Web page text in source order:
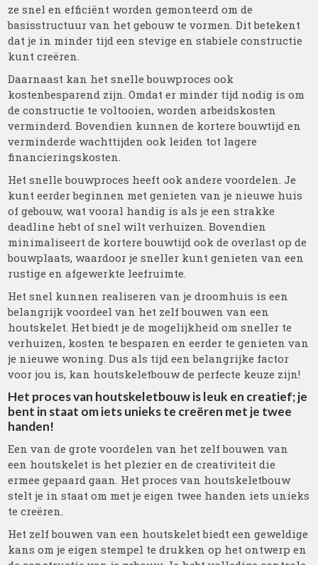
ze snel en efficiënt worden gemonteerd om de
basisstructuur van het gebouw te vormen. Dit betekent
dat je in minder tijd een stevige en stabiele constructie
kunt creëren.
Daarnaast kan het snelle bouwproces ook
kostenbesparend zijn. Omdat er minder tijd nodig is om
de constructie te voltooien, worden arbeidskosten
verminderd. Bovendien kunnen de kortere bouwtijd en
verminderde wachttijden ook leiden tot lagere
financieringskosten.
Het snelle bouwproces heeft ook andere voordelen. Je
kunt eerder beginnen met genieten van je nieuwe huis
of gebouw, wat vooral handig is als je een strakke
deadline hebt of snel wilt verhuizen. Bovendien
minimaliseert de kortere bouwtijd ook de overlast op de
bouwplaats, waardoor je sneller kunt genieten van een
rustige en afgewerkte leefruimte.
Het snel kunnen realiseren van je droomhuis is een
belangrijk voordeel van het zelf bouwen van een
houtskelet. Het biedt je de mogelijkheid om sneller te
verhuizen, kosten te besparen en eerder te genieten van
je nieuwe woning. Dus als tijd een belangrijke factor
voor jou is, kan houtskeletbouw de perfecte keuze zijn!
Het proces van houtskeletbouw is leuk en creatief; je
bent in staat om iets unieks te creëren met je twee
handen!
Een van de grote voordelen van het zelf bouwen van
een houtskelet is het plezier en de creativiteit die
ermee gepaard gaan. Het proces van houtskeletbouw
stelt je in staat om met je eigen twee handen iets unieks
te creëren.
Het zelf bouwen van een houtskelet biedt een geweldige
kans om je eigen stempel te drukken op het ontwerp en